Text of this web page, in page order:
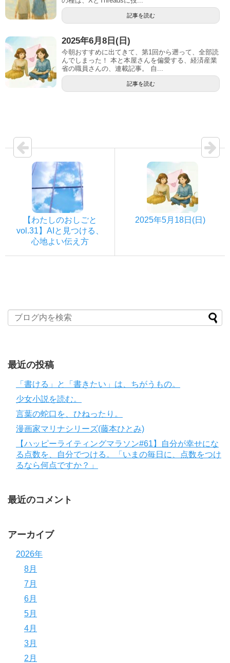
記事を読む
2025年6月8日(日)
今朝おすすめに出てきて、第1回から遡って、全部読
んでしまった！ 本と本屋さんを偏愛する、経済産業
省の職員さんの、連載記事。 自...
記事を読む
【わたしのおしごと
vol.31】AIと見つける、
心地よい伝え方
2025年5月18日(日)
最近の投稿
「書ける」と「書きたい」は、ちがうもの。
少女小説を読む。
言葉の蛇口を、ひねったり。
漫画家マリナシリーズ(藤本ひとみ)
【ハッピーライティングマラソン#61】自分が幸せにな
る点数を、自分でつける。「いまの毎日に、点数をつけ
るなら何点ですか？」
最近のコメント
アーカイブ
2026年
8月
7月
6月
5月
4月
3月
2月